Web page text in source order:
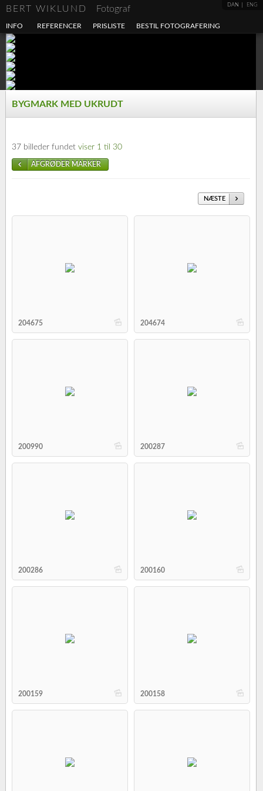
DAN ENG
BERT WIKLUND Fotograf
INFO REFERENCER PRISLISTE BESTIL FOTOGRAFERING
BYGMARK MED UKRUDT
37 billeder fundet viser 1 til 30
AFGRØDER MARKER
NÆSTE
b
204675 b
204674
b
200990 b
200287
b
200286 b
200160
b
200159 b
200158